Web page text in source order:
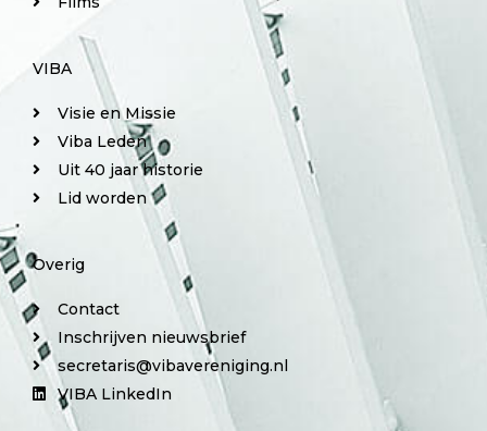
VIBA
Visie en Missie
Viba Leden
Uit 40 jaar historie
Lid worden
Overig
Contact
Inschrijven nieuwsbrief
secretaris@vibavereniging.nl
VIBA LinkedIn